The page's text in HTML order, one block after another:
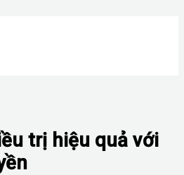
trị hiệu quả với